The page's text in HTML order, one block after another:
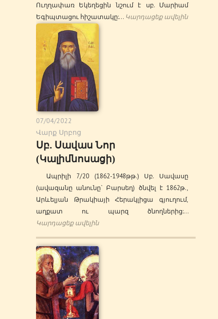
Ուղղափառ Եկեղեցին նշում է սբ. Մարիամ
Եգիպտացու հիշատակը:… Կարդացեք ավելին
07/04/2022
Վարք Սրբոց
Սբ. Սավաս Նոր
(Կալիմնոսացի)
Ապրիլի 7/20 (1862-1948թթ.) Սբ. Սավասը
(ավազանը անունը` Բարսեղ) ծնվել է 1862թ.,
Արևելյան Թրակիայի Հերակլիցա գյուղում,
աղքատ ու պարզ ծնողներից:…
Կարդացեք ավելին